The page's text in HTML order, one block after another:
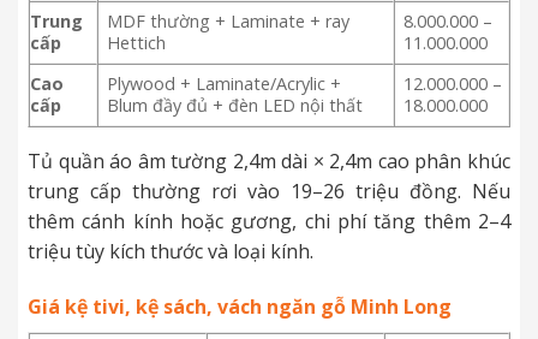
Trung
cấp
MDF thường + Laminate + ray
Hettich
8.000.000 –
11.000.000
Cao
cấp
Plywood + Laminate/Acrylic +
Blum đầy đủ + đèn LED nội thất
12.000.000 –
18.000.000
Tủ quần áo âm tường 2,4m dài × 2,4m cao phân khúc
trung cấp thường rơi vào 19–26 triệu đồng. Nếu
thêm cánh kính hoặc gương, chi phí tăng thêm 2–4
triệu tùy kích thước và loại kính.
Giá kệ tivi, kệ sách, vách ngăn gỗ Minh Long